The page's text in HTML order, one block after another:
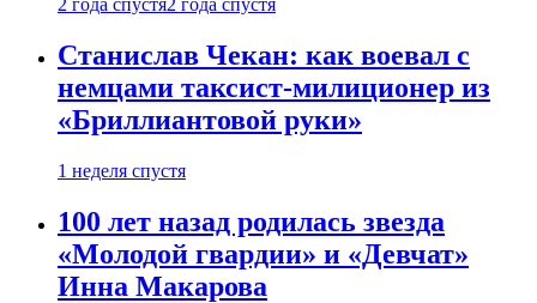
2 года спустя2 года спустя
Станислав Чекан: как воевал с
немцами таксист-милиционер из
«Бриллиантовой руки»
1 неделя спустя
100 лет назад родилась звезда
«Молодой гвардии» и «Девчат»
Инна Макарова